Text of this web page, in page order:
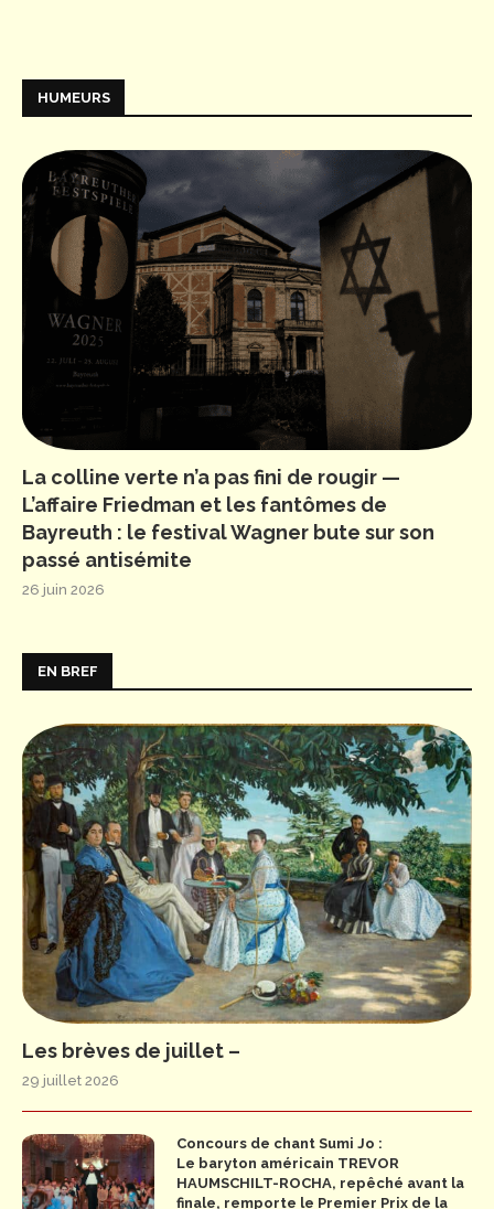
HUMEURS
La colline verte n’a pas fini de rougir —
L’affaire Friedman et les fantômes de
Bayreuth : le festival Wagner bute sur son
passé antisémite
26 juin 2026
EN BREF
Les brèves de juillet –
29 juillet 2026
Concours de chant Sumi Jo :
Le baryton américain TREVOR
HAUMSCHILT-ROCHA, repêché avant la
finale, remporte le Premier Prix de la